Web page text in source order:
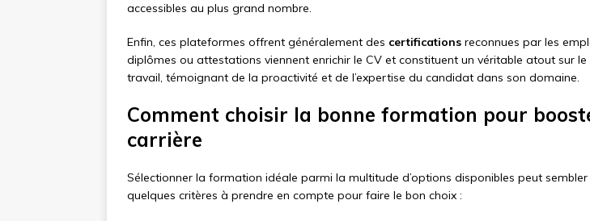
accessibles au plus grand nombre.
Enfin, ces plateformes offrent généralement des certifications reconnues par les
diplômes ou attestations viennent enrichir le CV et constituent un véritable atout sur le
travail, témoignant de la proactivité et de l’expertise du candidat dans son domaine.
Comment choisir la bonne formation pour
carrière
Sélectionner la formation idéale parmi la multitude d’options disponibles peut sembler
quelques critères à prendre en compte pour faire le bon choix :